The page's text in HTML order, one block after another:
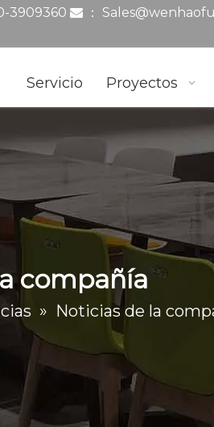
3909360 ：
Servicio Proyectos
compañía
» Noticias de la